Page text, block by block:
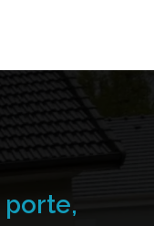
porte,